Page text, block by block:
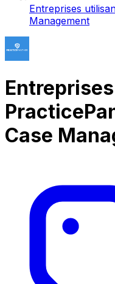
Entreprises
Management
Case